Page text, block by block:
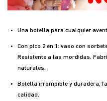
Una botella para cualquier
Con pico 2 en 1: vaso con
Resistente a las mordidas.
naturales.
Botella irrompible y duradera,
calidad.